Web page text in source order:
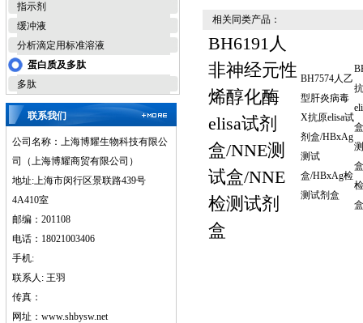
指示剂
缓冲液
分析滴定用标准溶液
蛋白质及多肽
多肽
联系我们
公司名称：上海博耀生物科技有限公
司（上海博耀商贸有限公司）
地址:上海市闵行区景联路439号
4A410室
邮编：201108
电话：18021003406
手机:
联系人: 王羽
传真：
网址：www.shbysw.net
相关同类产品：
BH6191人
非神经元性
烯醇化酶
elisa试剂
盒/NNE测
试盒/NNE
检测试剂
盒
BH7574人乙
型肝炎病毒
X抗原elisa试
剂盒/HBxAg
测试
盒/HBxAg检
测试剂盒
盒